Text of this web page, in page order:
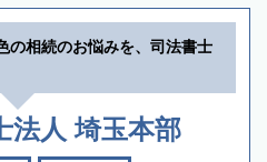
の相続のお悩みを、司法書士
法人 埼玉本部